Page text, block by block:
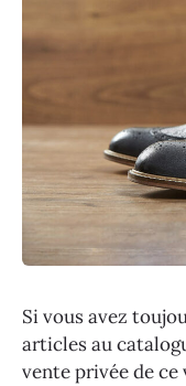
Si vous avez
articles au
vente privée de